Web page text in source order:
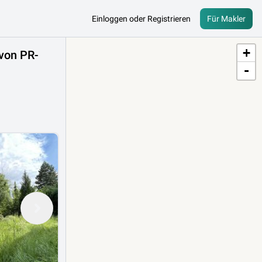
Einloggen oder Registrieren Für Makler
PR-
+
-